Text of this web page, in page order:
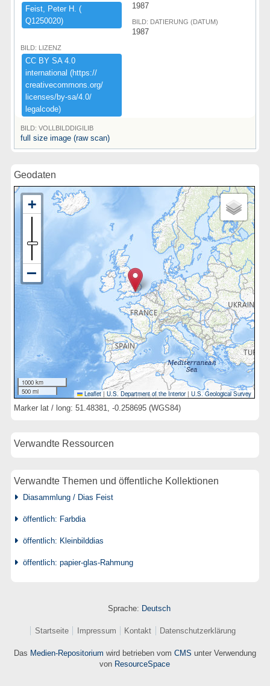
Feist,​ ​Peter ​H.​ ​(​
Q1250020)​
1987
BILD: DATIERUNG (DATUM)
1987
BILD: LIZENZ
CC ​BY ​SA ​4.​0 ​
international ​(​https:​/​/​
creativecommons.​org/​
licenses/​by-​sa/​4.​0/​
legalcode)​
BILD: VOLLBILDDIGILIB
full size image (raw scan)
Geodaten
1000 km
500 mi
Leaflet | U.S. Department of the Interior|U.S. Geological Survey
Marker lat / long: 51.48381, -0.258695 (WGS84)
Verwandte Ressourcen
Verwandte Themen und öffentliche Kollektionen
Diasammlung / Dias Feist
öffentlich: Farbdia
öffentlich: Kleinbilddias
öffentlich: papier-glas-Rahmung
Sprache: Deutsch
Startseite Impressum Kontakt Datenschutzerklärung
Das Medien-Repositorium wird betrieben vom CMS unter Verwendung
von ResourceSpace